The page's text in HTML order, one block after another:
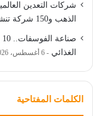
الذهب و150 شركة تنشط بالقطاع
الغذائي
6 أغسطس، 2026
الكلمات المفتاحية